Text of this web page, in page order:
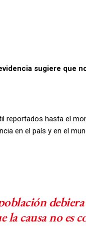
sugiere que
reportados hasta el
en el país y en el
la causa no es